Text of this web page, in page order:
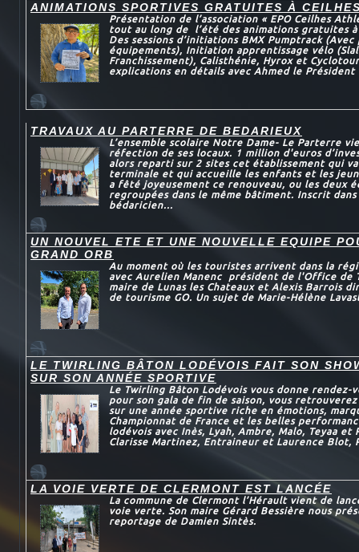
ANIMATIONS SPORTIVES GRATUITES À
Présentation de l’association « EPO Ceilhes
tout au long de l’été des animations gratuites à
Des sessions d’initiations BMX Pumptrack
équipements), Initiation apprentissage vélo
Franchissement), Calisthénie, Hyrox et
explications en détails avec Ahmed le Président
TRAVAUX AU PARTERRE DE BEDARIEUX
L’ensemble scolaire Notre Dame- Le Parterre
réfection de ses locaux. 1 million d'euros
alors reparti sur 2 sites cet établissement qui
terminale et qui accueille les enfants et les
a fêté joyeusement ce renouveau, ou les deux
regroupées dans le même bâtiment. Inscrit dans
bédaricien...
UN NOUVEL ETE ET UNE NOUVELLE EQUIPE
GRAND ORB
Au moment où les touristes arrivent dans la
avec Aurelien Manenc président de l'Office de
maire de Lunas les Chateaux et Alexis Barrois
de tourisme GO. Un sujet de Marie-Hélène
LE TWIRLING BÂTON LODÉVOIS FAIT SON
SUR SON ANNÉE SPORTIVE
Le Twirling Bâton Lodévois vous donne rendez-
pour son gala de fin de saison, vous
sur une année sportive riche en émotions,
Championnat de France et les belles
lodévois avec Inès, Lyah, Ambre, Malo, Teyaa et
Clarisse Martinez, Entraineur et Laurence Blot,
LA VOIE VERTE DE CLERMONT EST LANCÉE
La commune de Clermont l’Hérault vient de
voie verte. Son maire Gérard Bessière nous
reportage de Damien Sintès.